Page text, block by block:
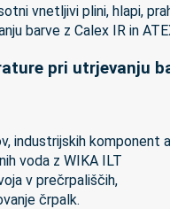
vnetljivi plini, hlapi,
pri utrjevanju
industrijskih